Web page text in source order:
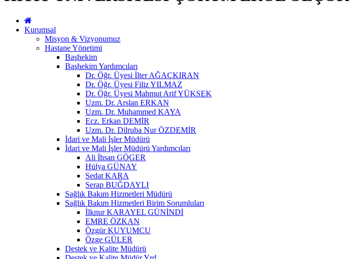
Kurumsal
Misyon & Vizyonumuz
Hastane Yönetimi
Başhekim
Başhekim Yardımcıları
Dr. Öğr. Üyesi İlter AĞAÇKIRAN
Dr. Öğr. Üyesi Filiz YILMAZ
Dr. Öğr. Üyesi Mahmut Arif YÜKSEK
Uzm. Dr. Arslan ERKAN
Uzm. Dr. Muhammed KAYA
Ecz. Erkan DEMİR
Uzm. Dr. Dilruba Nur ÖZDEMİR
İdari ve Mali İşler Müdürü
İdari ve Mali İşler Müdürü Yardımcıları
Ali İhsan GÖGER
Hülya GÜNAY
Sedat KARA
Serap BUĞDAYLI
Sağlık Bakım Hizmetleri Müdürü
Sağlık Bakım Hizmetleri Birim Sorumluları
İlknur KARAYEL GÜNİNDİ
EMRE ÖZKAN
Özgür KUYUMCU
Özge GÜLER
Destek ve Kalite Müdürü